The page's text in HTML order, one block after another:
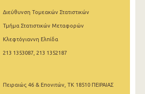
Διεύθυνση Τομεακών Στατιστικών
Τμήμα Στατιστικών Μεταφορών
Κλεφτόγιαννη Ελπίδα
213 1353087, 213 1352187
Πειραιώς 46 & Επονιτών, ΤΚ 18510 ΠΕΙΡΑΙΑΣ